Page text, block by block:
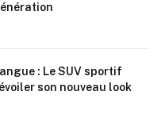
: Le SUV sportif
son nouveau look